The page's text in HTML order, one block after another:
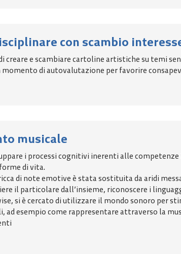
con scambio
creare e scambiare cartoline artistiche su temi
di autovalutazione per favorire
musicale
i processi cognitivi inerenti alle
di vita.
di note emotive è stata sostituita da aridi
il particolare dall’insieme, riconoscere i
si è cercato di utilizzare il mondo sonoro per
ad esempio come rappresentare attraverso la